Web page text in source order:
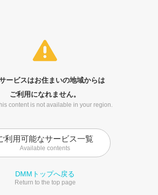
ービスはお住まいの地域からは
ご利用になれません。
content is not available in your region.
利用可能なサービス一覧
Available contents
DMMトップへ戻る
Return to the top page